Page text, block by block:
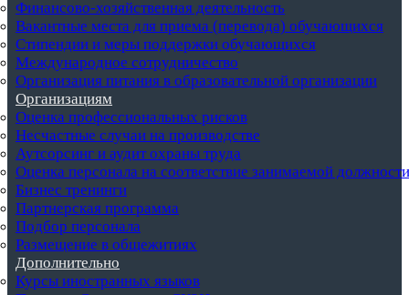
Финансово-хозяйственная деятельность
Вакантные места для приема (перевода) обучающихся
Стипендии и меры поддержки обучающихся
Международное сотрудничество
Организация питания в образовательной организации
Организациям
Оценка профессиональных рисков
Несчастные случаи на производстве
Аутсорсинг и аудит охраны труда
Оценка персонала на соответствие занимаемой должности
Бизнес тренинги
Партнерская программа
Подбор персонала
Размещение в общежитиях
Дополнительно
Курсы иностранных языков